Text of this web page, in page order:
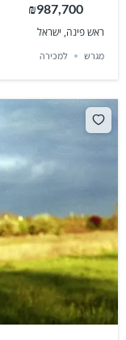
₪987,700
ראש פינה, ישראל
מגרש למכירה